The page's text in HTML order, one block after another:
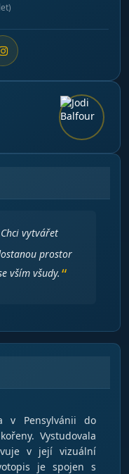
vytvářet
prostor
vším všudy.
v Pensylvánii do
Vystudovala
v její vizuální
je spojen s